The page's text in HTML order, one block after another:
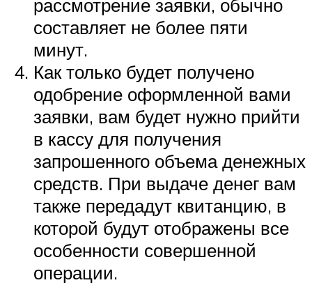
рассмотрение заявки, обычно
составляет не более пяти
минут.
Как только будет получено
одобрение оформленной вами
заявки, вам будет нужно прийти
в кассу для получения
запрошенного объема денежных
средств. При выдаче денег вам
также передадут квитанцию, в
которой будут отображены все
особенности совершенной
операции.